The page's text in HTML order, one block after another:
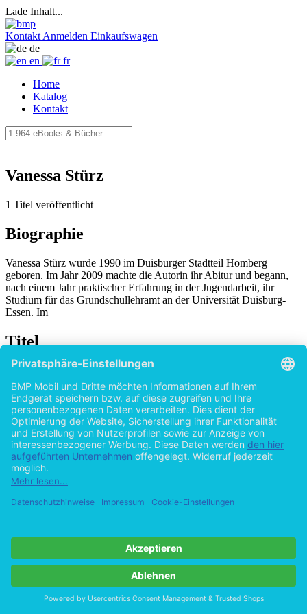
Lade Inhalt...
Kontakt Anmelden Einkaufswagen
de
en
fr
Home
Katalog
Kontakt
Vanessa Stürz
1 Titel veröffentlicht
Biographie
Vanessa Stürz wurde 1990 im Duisburger Stadtteil Homberg
geboren. Im Jahr 2009 machte die Autorin ihr Abitur und begann,
nach einem Jahr praktischer Erfahrung in der Jugendarbeit, ihr
Studium für das Grundschullehramt an der Universität Duisburg-
Essen. Im
Titel
Elite und Diktatur: Die Rolle der Eliteschulen
im Nationalsozialismus
vonVanessa Stürz (Autor:in) 2015
©2013 Examensarbeit 66 Seiten
Hilfe/FAQ
Impressum
Datenschutz
Copyright ©Imprint in der Bedey & Thoms Media GmbH powered
Cookie-Einstellungen